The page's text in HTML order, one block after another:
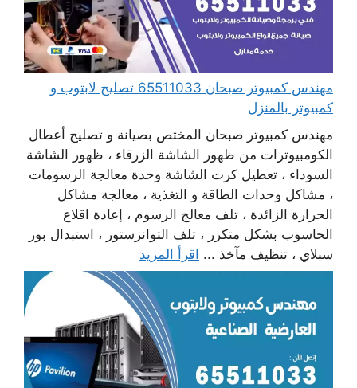
مهندس كمبيوتر صبحان 65511033 تصليح لابتوب و
كمبيوتر بالمنزل
مهندس كمبيوتر صبحان المختص بصيانة و تصليح أعطال
الكومبيوترات من ظهور الشاشة الزرقاء ، ظهور الشاشة
السوداء ، تعطيل كرت الشاشة وحدة معالجة الرسومات
، مشاكل وحدات الطاقة و التغذية ، معالجة مشاكل
الحرارة الزائدة ، تلف معالج الرسوم ، إعادة اقلاع
الحاسوب بشكل متكرر ، تلف التوانزستور ، استبدال بور
سبلاي ، تنظيف مآخذ ... اقرأ المزيد